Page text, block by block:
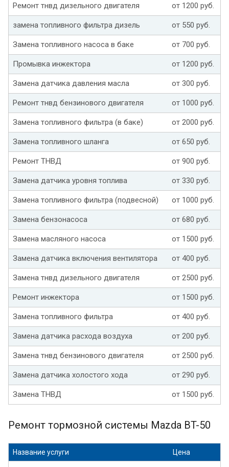
Ремонт тнвд дизельного двигателя от 1200 руб.
замена топливного фильтра дизель от 550 руб.
Замена топливного насоса в баке от 700 руб.
Промывка инжектора от 1200 руб.
Замена датчика давления масла от 300 руб.
Ремонт тнвд бензинового двигателя от 1000 руб.
Замена топливного фильтра (в баке) от 2000 руб.
Замена топливного шланга от 650 руб.
Ремонт ТНВД от 900 руб.
Замена датчика уровня топлива от 330 руб.
Замена топливного фильтра (подвесной) от 1000 руб.
Замена бензонасоса от 680 руб.
Замена масляного насоса от 1500 руб.
Замена датчика включения вентилятора от 400 руб.
Замена тнвд дизельного двигателя от 2500 руб.
Ремонт инжектора от 1500 руб.
Замена топливного фильтра от 400 руб.
Замена датчика расхода воздуха от 200 руб.
Замена тнвд бензинового двигателя от 2500 руб.
Замена датчика холостого хода от 290 руб.
Замена ТНВД от 1500 руб.
Ремонт тормозной системы Mazda BT-50
Название услуги Цена